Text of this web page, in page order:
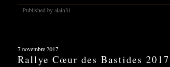
Published by alain31
7 novembre 2017
Rallye Cœur des Bastides 2017